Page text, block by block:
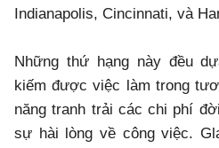
Indianapolis, Cincinnati, và
Những thứ hạng này đều
kiếm được việc làm trong
năng tranh trải các chi phí
sự hài lòng về công việc.